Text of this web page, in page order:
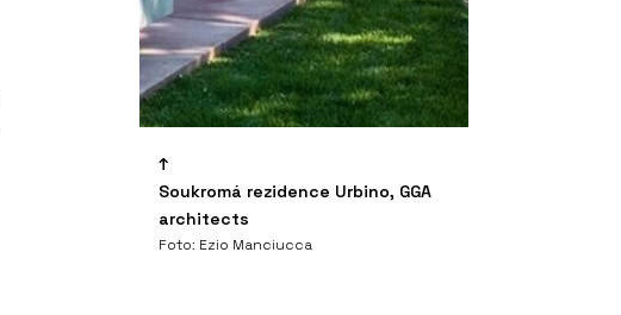
Soukromá rezidence Urbino, GGA
architects
Foto: Ezio Manciucca